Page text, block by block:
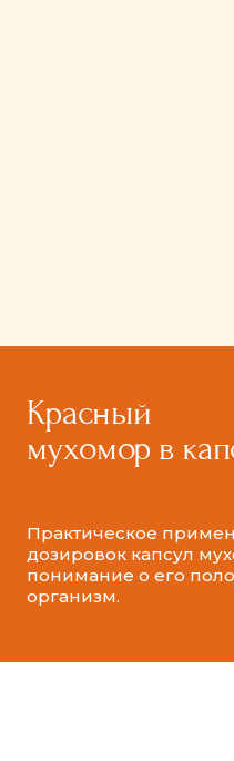
Красный
мухомор в
Практическое
дозировок капсул
понимание о его
организм.